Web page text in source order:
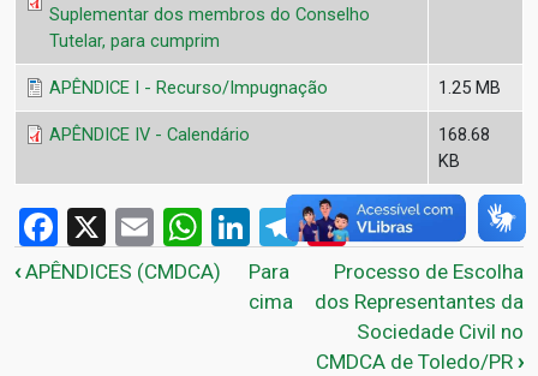
Suplementar dos membros do Conselho
Tutelar, para cumprim
APÊNDICE I - Recurso/Impugnação 1.25 MB
APÊNDICE IV - Calendário
168.68
KB
Facebook
X EmailWhatsApp
LinkedIn
Telegram
Pinterest
Links de passagem do livro
‹APÊNDICES (CMDCA)
Para
cima
Processo de Escolha
dos Representantes da
Sociedade Civil no
CMDCA de Toledo/PR ›